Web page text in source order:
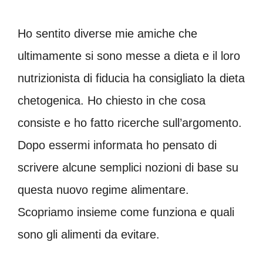
Ho sentito diverse mie amiche che
ultimamente si sono messe a dieta e il loro
nutrizionista di fiducia ha consigliato la dieta
chetogenica. Ho chiesto in che cosa
consiste e ho fatto ricerche sull’argomento.
Dopo essermi informata ho pensato di
scrivere alcune semplici nozioni di base su
questa nuovo regime alimentare.
Scopriamo insieme come funziona e quali
sono gli alimenti da evitare.